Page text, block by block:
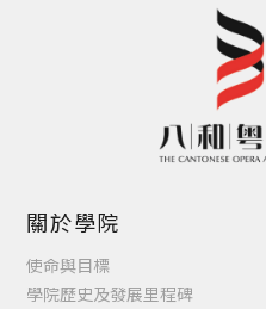
關於學院
使命與目標
學院歷史及發展里程碑